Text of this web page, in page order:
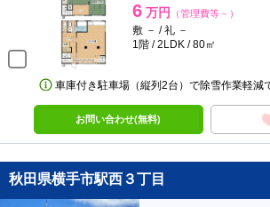
6 万円 （管理費等－）
敷 － / 礼 －
1階 / 2LDK / 80㎡
車庫付き駐車場（縦列2台）で除雪作業軽減
お問い合わせ(無料)
秋田県横手市駅西３丁目